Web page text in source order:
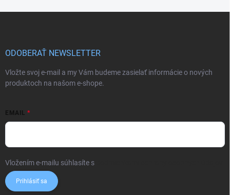
ODOBERAŤ NEWSLETTER
Vložte svoj e-mail a my Vám budeme zasielať informácie o nových
produktoch na našom e-shope.
EMAIL
Vložením e-mailu súhlasíte s
Prihlásiť sa